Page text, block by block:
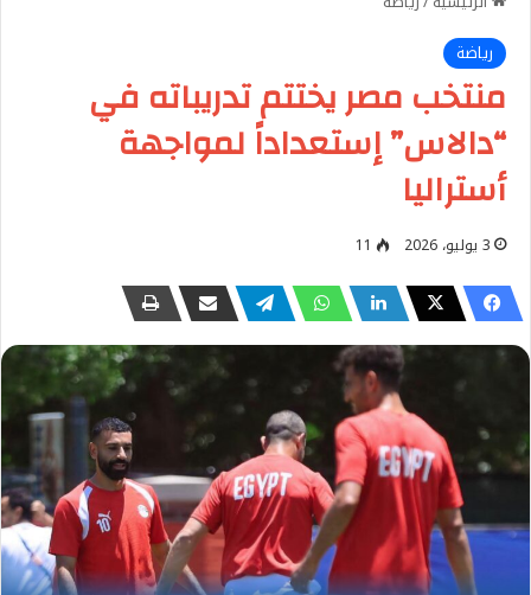
رياضة
منتخب مصر يختتم تدريباته في
“دالاس” إستعداداً لمواجهة
أستراليا
3 يوليو، 2026 11